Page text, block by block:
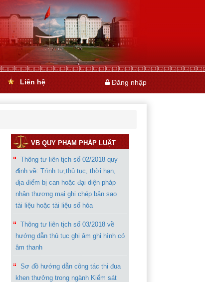
Liên hệ Đăng nhập
VB QUY PHẠM PHÁP LUẬT
Thông tư liên tịch số 02/2018 quy
định về: Trình tự,thủ tục, thời hạn,
địa điểm bị can hoặc đại diện pháp
nhân thương mại ghi chép bản sao
tài liệu hoặc tài liệu số hóa
Thông tư liên tịch số 03/2018 về
hướng dẫn thủ tục ghi âm ghi hình có
âm thanh
Sơ đồ hướng dẫn công tác thi đua
khen thưởng trong ngành Kiểm sát